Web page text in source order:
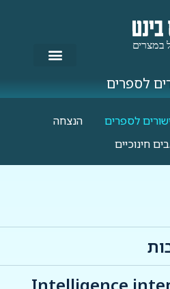
לספרים
לספרים
הנצחה
חינוכיים
Intelligence